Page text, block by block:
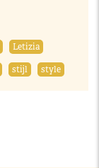
Letizia
stijl style